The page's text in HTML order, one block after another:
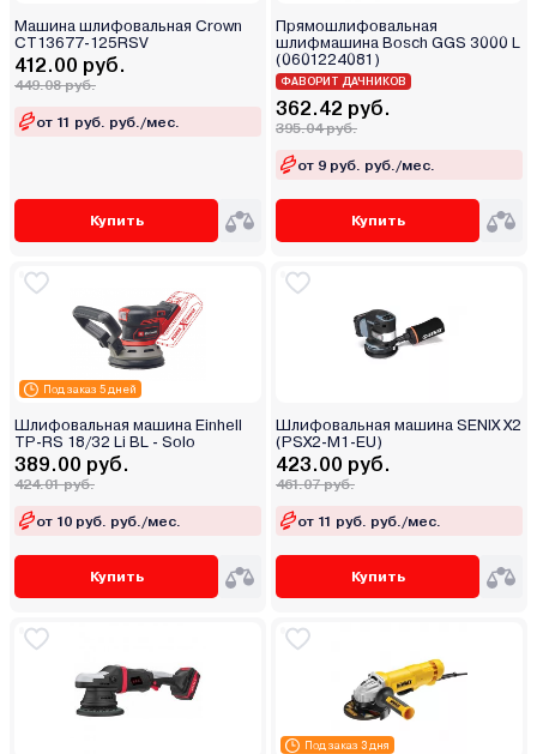
Машина шлифовальная Crown
CT13677-125RSV
412.00 руб.
449.08 руб.
от 11 руб. руб./мес.
Купить
Прямошлифовальная
шлифмашина Bosch GGS 3000 L
(0601224081)
ФАВОРИТ ДАЧНИКОВ
362.42 руб.
395.04 руб.
от 9 руб. руб./мес.
Купить
Под заказ 5 дней
Шлифовальная машина Einhell
TP-RS 18/32 Li BL - Solo
389.00 руб.
424.01 руб.
от 10 руб. руб./мес.
Купить
Шлифовальная машина SENIX X2
(PSX2-M1-EU)
423.00 руб.
461.07 руб.
от 11 руб. руб./мес.
Купить
Под заказ 3 дня